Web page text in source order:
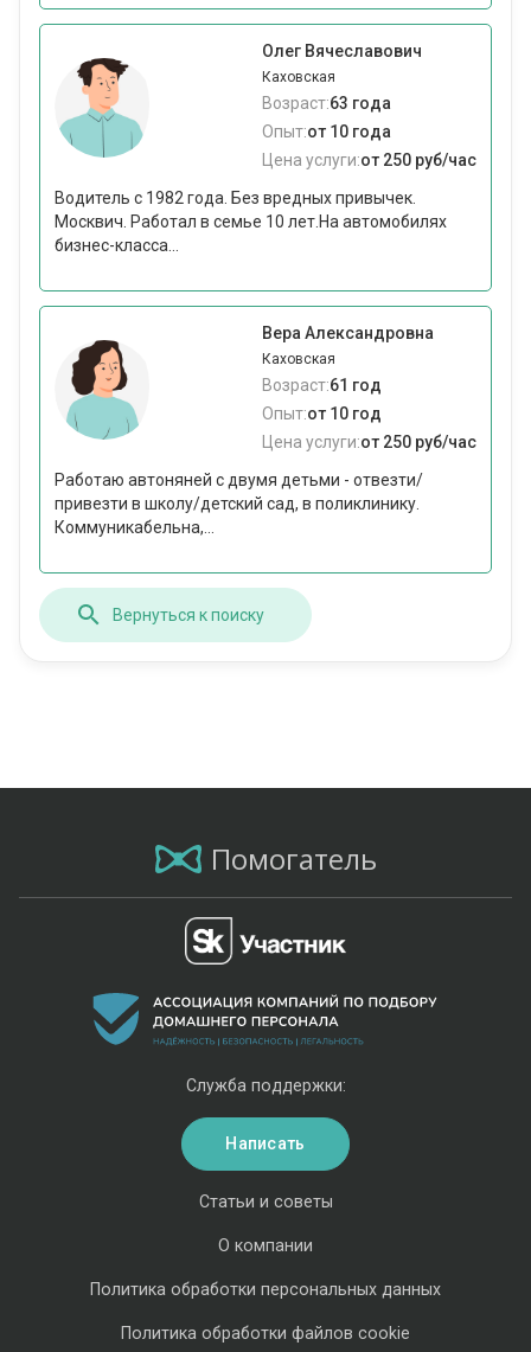
Олег Вячеславович
Каховская
Возраст:63 года
Опыт:от 10 года
Цена услуги:от 250 руб/час
Водитель с 1982 года. Без вредных привычек.
Москвич. Работал в семье 10 лет.На автомобилях
бизнес-класса...
Вера Александровна
Каховская
Возраст:61 год
Опыт:от 10 год
Цена услуги:от 250 руб/час
Работаю автоняней с двумя детьми - отвезти/
привезти в школу/детский сад, в поликлинику.
Коммуникабельна,...
Вернуться к поиску
Помогатель
Статьи и советы
О компании
Политика обработки персональных данных
Политика обработки файлов cookie
Служба поддержки:
Написать